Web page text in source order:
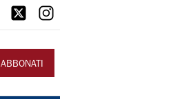
ABBONATI